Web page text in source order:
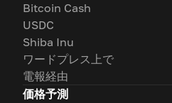
Bitcoin Cash
USDC
Shiba Inu
ワードプレス上で
電報経由
価格予測